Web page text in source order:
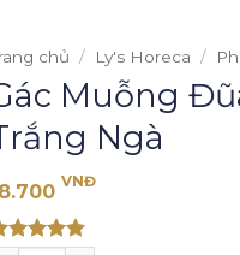
chủ / Ly's Horeca /
Muỗng
Ngà
VNĐ